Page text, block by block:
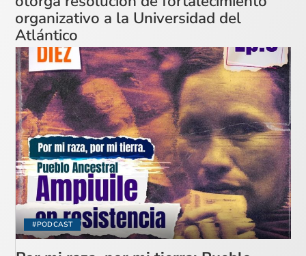
organizativo a la Universidad del
Atlántico
#PODCAST